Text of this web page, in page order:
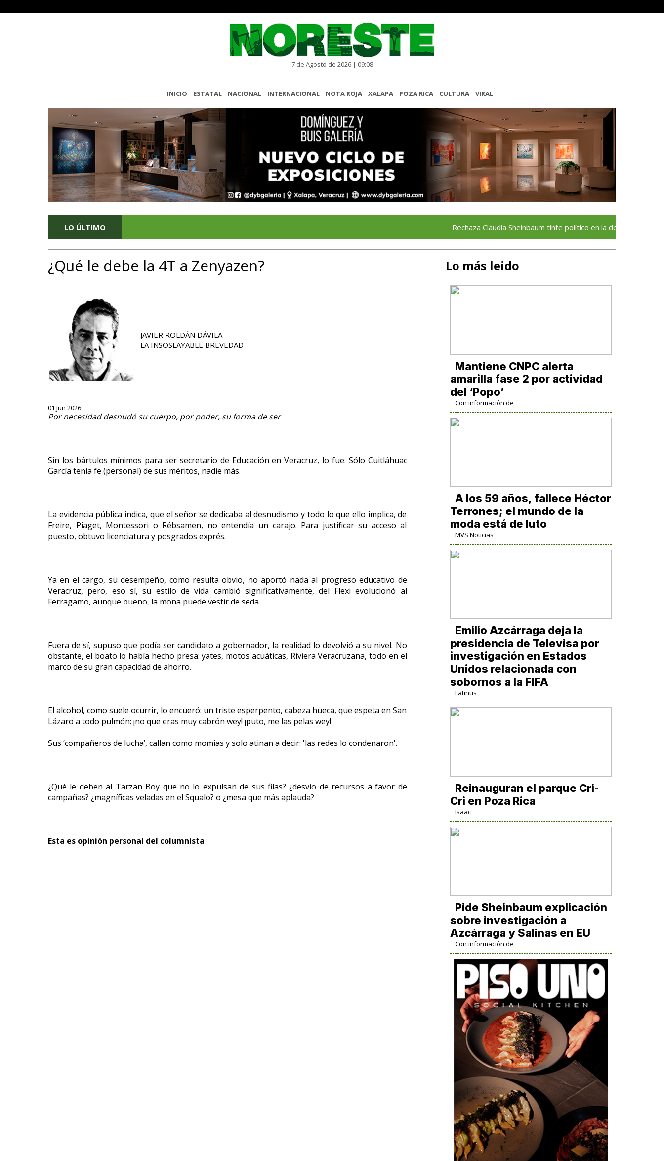
7 de Agosto de 2026 | 09:08
INICIO ESTATAL NACIONAL INTERNACIONAL NOTA ROJA XALAPA POZA RICA CULTURA VIRAL
LO ÚLTIMO Rechaza Claudia Sheinbaum tinte político en la detención del
¿Qué le debe la 4T a Zenyazen?
JAVIER ROLDÁN DÁVILA
LA INSOSLAYABLE BREVEDAD
01 Jun 2026
Por necesidad desnudó su cuerpo, por poder, su forma de ser
Sin los bártulos mínimos para ser secretario de Educación en Veracruz, lo fue. Sólo Cuitláhuac
García tenía fe (personal) de sus méritos, nadie más.
La evidencia pública indica, que el señor se dedicaba al desnudismo y todo lo que ello implica, de
Freire, Piaget, Montessori o Rébsamen, no entendía un carajo. Para justificar su acceso al
puesto, obtuvo licenciatura y posgrados exprés.
Ya en el cargo, su desempeño, como resulta obvio, no aportó nada al progreso educativo de
Veracruz, pero, eso sí, su estilo de vida cambió significativamente, del Flexi evolucionó al
Ferragamo, aunque bueno, la mona puede vestir de seda...
Fuera de sí, supuso que podía ser candidato a gobernador, la realidad lo devolvió a su nivel. No
obstante, el boato lo había hecho presa: yates, motos acuáticas, Riviera Veracruzana, todo en el
marco de su gran capacidad de ahorro.
El alcohol, como suele ocurrir, lo encueró: un triste esperpento, cabeza hueca, que espeta en San
Lázaro a todo pulmón: ¡no que eras muy cabrón wey! ¡puto, me las pelas wey!
Sus ‘compañeros de lucha’, callan como momias y solo atinan a decir: 'las redes lo condenaron'.
¿Qué le deben al Tarzan Boy que no lo expulsan de sus filas? ¿desvío de recursos a favor de
campañas? ¿magníficas veladas en el Squalo? o ¿mesa que más aplauda?
Esta es opinión personal del columnista
Lo más leido
Mantiene CNPC alerta
amarilla fase 2 por actividad
del ‘Popo’
Con información de
A los 59 años, fallece Héctor
Terrones; el mundo de la
moda está de luto
MVS Noticias
Emilio Azcárraga deja la
presidencia de Televisa por
investigación en Estados
Unidos relacionada con
sobornos a la FIFA
Latinus
Reinauguran el parque Cri-
Cri en Poza Rica
Isaac
Pide Sheinbaum explicación
sobre investigación a
Azcárraga y Salinas en EU
Con información de